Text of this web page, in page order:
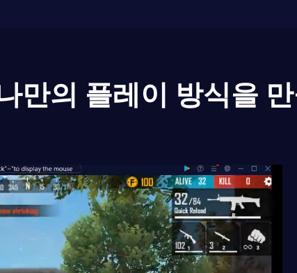
만의 플레이 방식을